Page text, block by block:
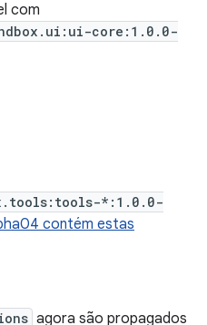
com
core:1.0.0-
*:1.0.0-
contém estas
agora são propagados